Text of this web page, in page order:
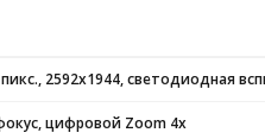
2592x1944, светодиодная
цифровой Zoom 4x